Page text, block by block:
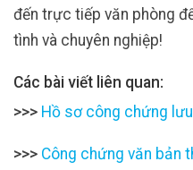
đến trực tiếp văn phòng
tình và chuyên nghiệp!
Các bài viết liên quan:
>>> Hồ sơ công chứng
>>> Công chứng văn bản